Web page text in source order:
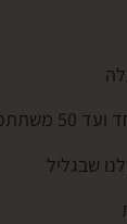
שבגליל